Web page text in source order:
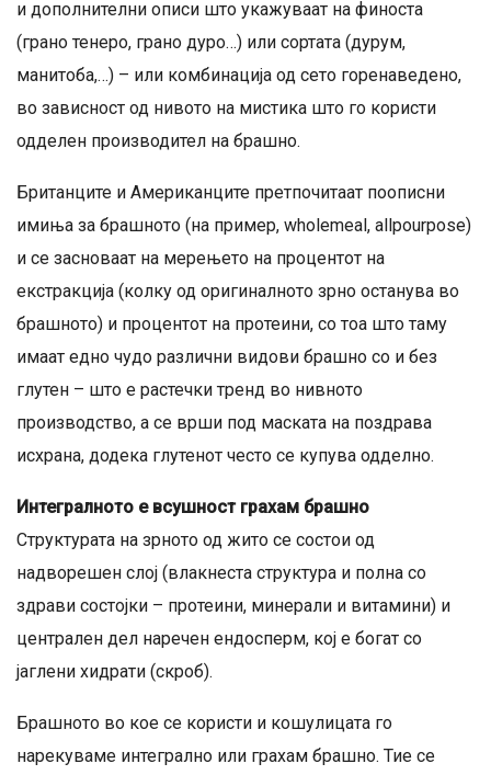
и дополнителни описи што укажуваат на финоста
(грано тенеро, грано дуро…) или сортата (дурум,
манитоба,…) – или комбинација од сето горенаведено,
во зависност од нивото на мистика што го користи
одделен производител на брашно.
Британците и Американците претпочитаат поописни
имиња за брашното (на пример, wholemeal, allpourpose)
и се засноваат на мерењето на процентот на
екстракција (колку од оригиналното зрно останува во
брашното) и процентот на протеини, со тоа што таму
имаат едно чудо различни видови брашно со и без
глутен – што е растечки тренд во нивното
производство, а се врши под маската на поздрава
исхрана, додека глутенот често се купува одделно.
Интегралното е всушност грахам брашно
Структурата на зрното од жито се состои од
надворешен слој (влакнеста структура и полна со
здрави состојки – протеини, минерали и витамини) и
централен дел наречен ендосперм, кој е богат со
јаглени хидрати (скроб).
Брашното во кое се користи и кошулицата го
нарекуваме интегрално или грахам брашно. Тие се